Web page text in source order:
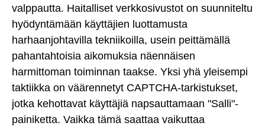
valppautta. Haitalliset verkkosivustot on suunniteltu
hyödyntämään käyttäjien luottamusta
harhaanjohtavilla tekniikoilla, usein peittämällä
pahantahtoisia aikomuksia näennäisen
harmittoman toiminnan taakse. Yksi yhä yleisempi
taktiikka on väärennetyt CAPTCHA-tarkistukset,
jotka kehottavat käyttäjiä napsauttamaan "Salli"-
painiketta. Vaikka tämä saattaa vaikuttaa